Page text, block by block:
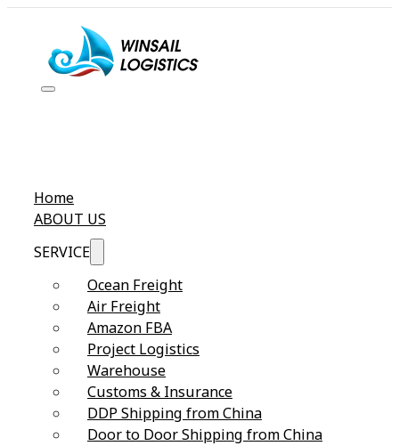
Home
ABOUT US
SERVICE
Ocean Freight
Air Freight
Amazon FBA
Project Logistics
Warehouse
Customs & Insurance
DDP Shipping from China
Door to Door Shipping from China